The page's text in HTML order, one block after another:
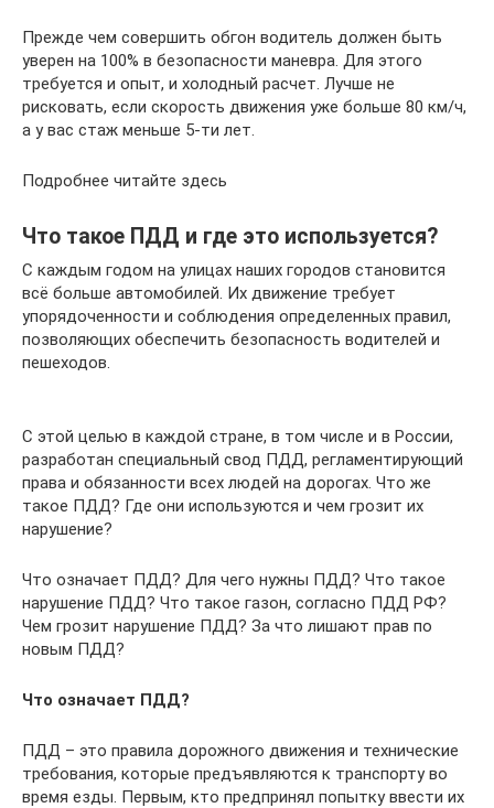
Прежде чем совершить обгон водитель должен быть
уверен на 100% в безопасности маневра. Для этого
требуется и опыт, и холодный расчет. Лучше не
рисковать, если скорость движения уже больше 80 км/ч,
а у вас стаж меньше 5-ти лет.
Подробнее читайте здесь
Что такое ПДД и где это используется?
С каждым годом на улицах наших городов становится
всё больше автомобилей. Их движение требует
упорядоченности и соблюдения определенных правил,
позволяющих обеспечить безопасность водителей и
пешеходов.
С этой целью в каждой стране, в том числе и в России,
разработан специальный свод ПДД, регламентирующий
права и обязанности всех людей на дорогах. Что же
такое ПДД? Где они используются и чем грозит их
нарушение?
Что означает ПДД? Для чего нужны ПДД? Что такое
нарушение ПДД? Что такое газон, согласно ПДД РФ?
Чем грозит нарушение ПДД? За что лишают прав по
новым ПДД?
Что означает ПДД?
ПДД – это правила дорожного движения и технические
требования, которые предъявляются к транспорту во
время езды. Первым, кто предпринял попытку ввести их